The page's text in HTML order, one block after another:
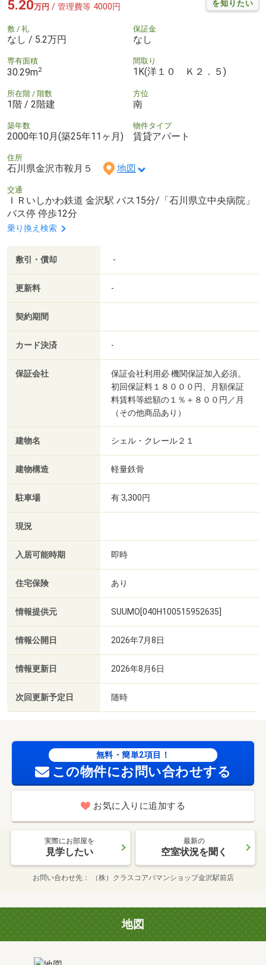
を知りたい
5.20万円 / 管理費等 4000円
敷 / 礼
なし / 5.2万円
保証金
なし
専有面積
30.29m2
間取り
1K(洋１０ Ｋ２．５)
所在階 / 階数
1階 / 2階建
方位
南
築年数
2000年10月(築25年11ヶ月)
物件タイプ
賃貸アパート
住所
石川県金沢市鞍月５ 地図
交通
ＩＲいしかわ鉄道 金沢駅 バス15分/「石川県立中央病院」
バス停 停歩12分
乗り換え検索
敷引・償却 -
更新料 -
契約期間
カード決済 -
保証会社
保証会社利用必 機関保証加入必須。
初回保証料１８０００円、月額保証
料賃料等総額の１％＋８００円／月
（その他商品あり）
建物名 シェル・クレール２１
建物構造 軽量鉄骨
駐車場 有 3,300円
現況
入居可能時期 即時
住宅保険 あり
情報提供元 SUUMO[040H100515952635]
情報公開日 2026年7月8日
情報更新日 2026年8月6日
次回更新予定日 随時
無料・簡単2項目！
この物件にお問い合わせする
お気に入りに追加する
実際にお部屋を
見学したい
最新の
空室状況を聞く
お問い合わせ先 （株）クラスコアパマンショップ金沢駅前店
地図